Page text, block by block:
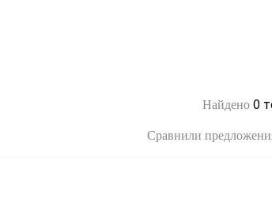
Найдено 0
Сравнили